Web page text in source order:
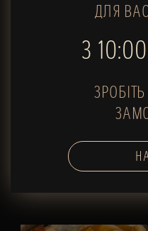
Сет
Магазин
1328
В
ДЛЯ ВАС
З